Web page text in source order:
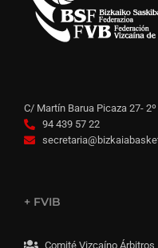
C/ Martín Barua Picaza 27-
94 439 57 22
+ FVIB
Comité Vizcaíno Árbitros